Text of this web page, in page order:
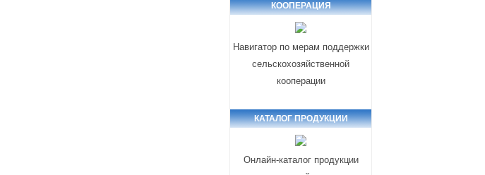
КООПЕРАЦИЯ
Навигатор по мерам поддержки
сельскохозяйственной
кооперации
КАТАЛОГ ПРОДУКЦИИ
Онлайн-каталог продукции